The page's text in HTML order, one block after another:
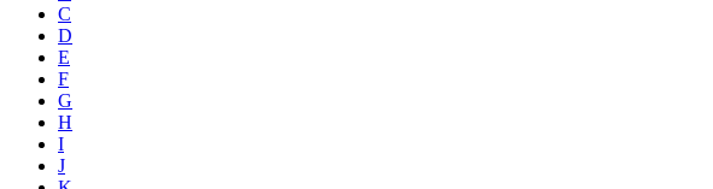
C
D
E
F
G
H
I
J